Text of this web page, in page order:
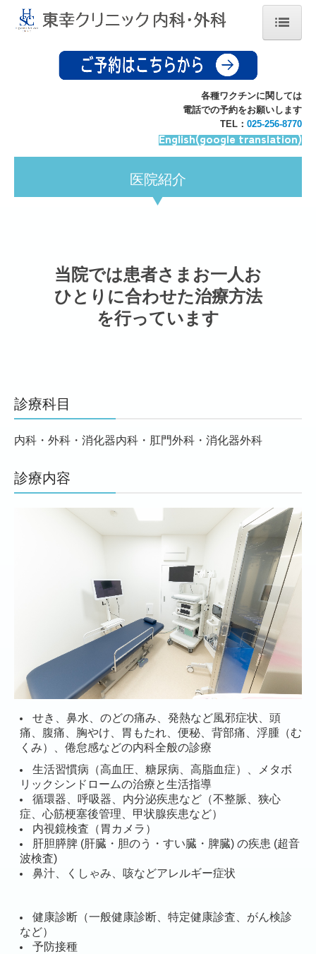
ホーム
医院紹介
医療設備・検査・自由診療料金表
交通案内
各種ワクチンに関しては
電話での予約をお願いします
TEL： 025-256-8770
English(google translation)
医院紹介
当院では患者さまお一人お
ひとりに合わせた治療方法
を行っています
診療科目
内科・外科 ・消化器内科・肛門外科・消化器外科
診療内容
せき、鼻水、のどの痛み、発熱など風邪症状、頭
痛、腹痛、胸やけ、胃もたれ、便秘、背部痛、浮腫（む
くみ）、倦怠感などの内科全般の診療
生活習慣病（高血圧、糖尿病、高脂血症）、メタボ
リックシンドロームの治療と生活指導
循環器、呼吸器、内分泌疾患など（不整脈、狭心
症、心筋梗塞後管理、甲状腺疾患など）
内視鏡検査（胃カメラ）
肝胆膵脾 (肝臓・胆のう・すい臓・脾臓) の疾患 (超音
波検査)
鼻汁、くしゃみ、咳などアレルギー症状
健康診断（一般健康診断、特定健康診査、がん検診
など）
予防接種